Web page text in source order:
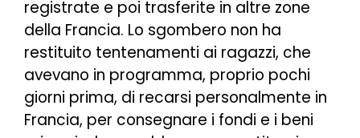
registrate e poi trasferite in altre zone
della Francia. Lo sgombero non ha
restituito tentenamenti ai ragazzi, che
avevano in programma, proprio pochi
giorni prima, di recarsi personalmente in
Francia, per consegnare i fondi e i beni